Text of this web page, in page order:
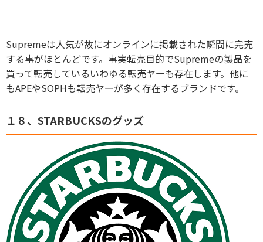
Supremeは人気が故にオンラインに掲載された瞬間に完売
する事がほとんどです。事実転売目的でSupremeの製品を
買って転売しているいわゆる転売ヤーも存在します。他に
もAPEやSOPHも転売ヤーが多く存在するブランドです。
１８、STARBUCKSのグッズ